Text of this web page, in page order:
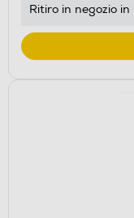
Ritiro in negozio